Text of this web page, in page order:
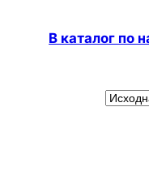
В каталог по